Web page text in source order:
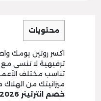
محتويات
اكسر روتين يومك
ترفيهية لا تنسى مع
تناسب مختلف
ميزانيتك من
خصم انترتينر 2026